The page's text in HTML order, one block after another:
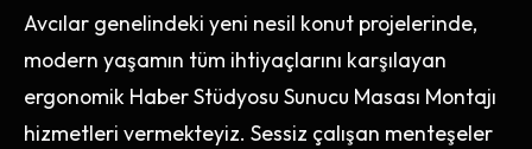
Avcılar genelindeki yeni nesil konut projelerinde,
modern yaşamın tüm ihtiyaçlarını karşılayan
ergonomik Haber Stüdyosu Sunucu Masası Montajı
hizmetleri vermekteyiz. Sessiz çalışan menteşeler